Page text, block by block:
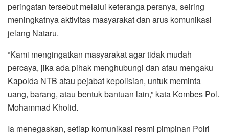
peringatan tersebut melalui keteranga persnya, seiring
meningkatnya aktivitas masyarakat dan arus komunikasi
jelang Nataru.
“Kami mengingatkan masyarakat agar tidak mudah
percaya, jika ada pihak menghubungi dan atau mengaku
Kapolda NTB atau pejabat kepolisian, untuk meminta
uang, barang, atau bentuk bantuan lain,” kata Kombes Pol.
Mohammad Kholid.
Ia menegaskan, setiap komunikasi resmi pimpinan Polri